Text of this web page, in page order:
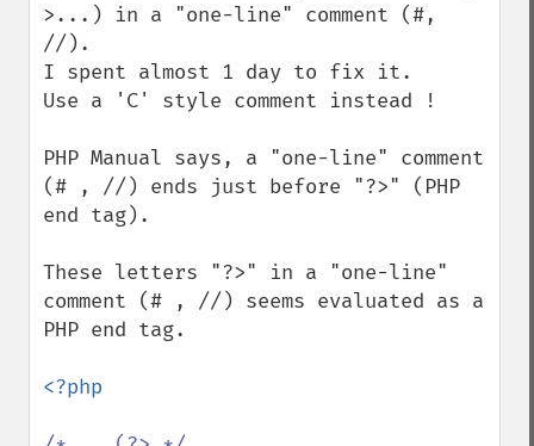
>...) in a "one-line" comment (#,
//).
I spent almost 1 day to fix it.
Use a 'C' style comment instead !
PHP Manual says, a "one-line" comment
(# , //) ends just before "?>" (PHP
end tag).
These letters "?>" in a "one-line"
comment (# , //) seems evaluated as a
PHP end tag.
<?php